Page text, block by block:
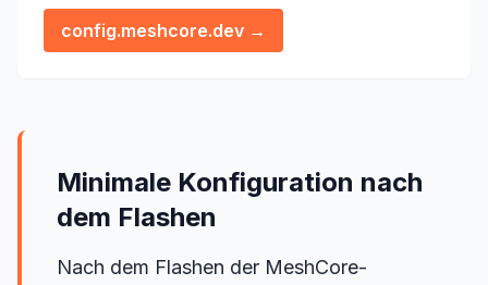
config.meshcore.dev →
Minimale Konfiguration nach
dem Flashen
Nach dem Flashen der MeshCore-